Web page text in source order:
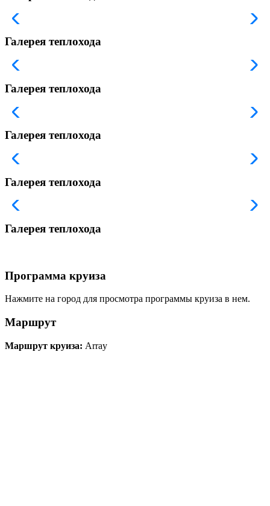
Галерея теплохода
Галерея теплохода
Галерея теплохода
Галерея теплохода
Галерея теплохода
Программа круиза
Нажмите на город для просмотра программы круиза в нем.
Маршрут
Маршрут круиза: Array